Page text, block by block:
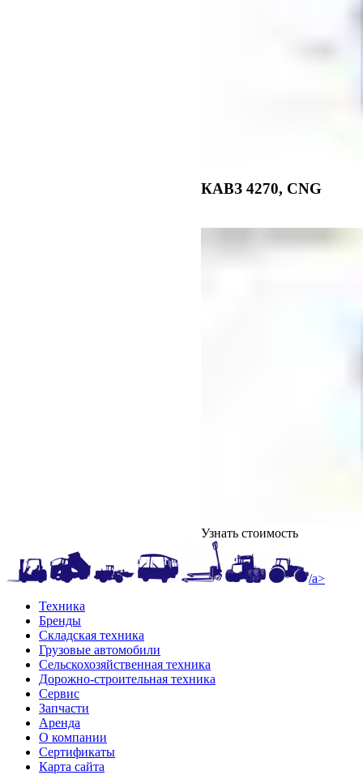
КАВЗ 4270, CNG
Узнать стоимость
/a>
Техника
Бренды
Складская техника
Грузовые автомобили
Сельскохозяйственная техника
Дорожно-строительная техника
Сервис
Запчасти
Аренда
О компании
Сертификаты
Карта сайта